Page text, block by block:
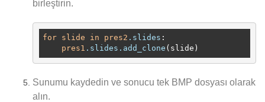
birleştirin.
for slide in pres2 .slides :
pres1 .slides .add_clone
Sunumu kaydedin ve sonucu tek BMP dosyası olarak
alın.